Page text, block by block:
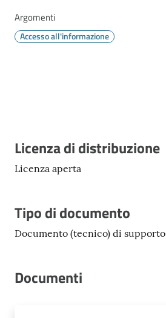
Seguici
Argomenti
Accesso all'informazione
Descrizione
Licenza di distribuzione
Licenza aperta
Tipo di documento
Documento (tecnico) di supporto
Documenti